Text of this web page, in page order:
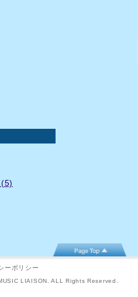
ーポリシー
LIAISON. ALL Rights Reserved.